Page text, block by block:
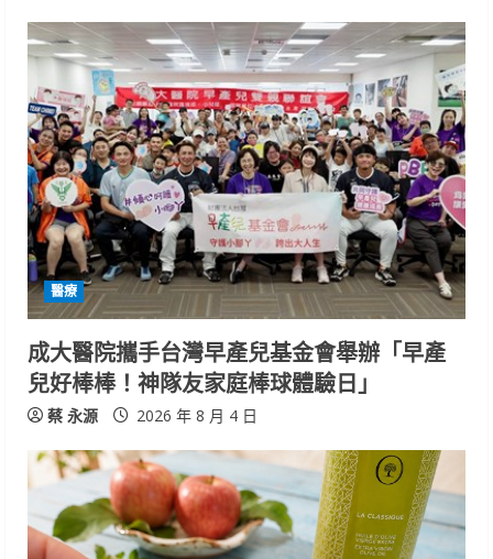
醫療
成大醫院攜手台灣早產兒基金會舉辦「早產
兒好棒棒！神隊友家庭棒球體驗日」
蔡 永源 2026 年 8 月 4 日